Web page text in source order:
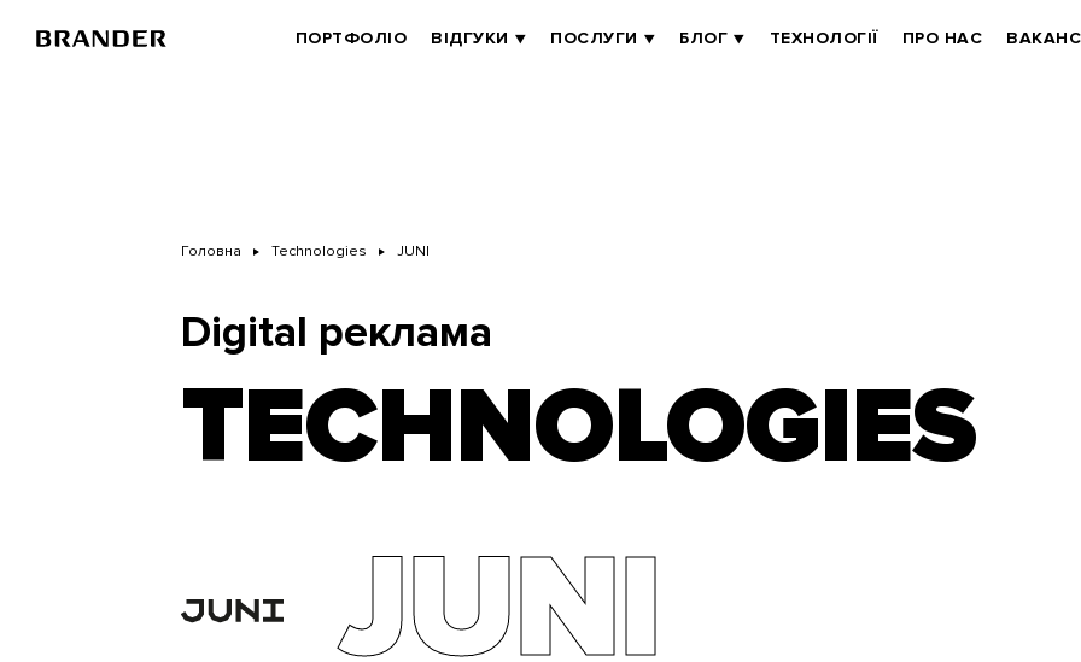
BRANDER
ПОРТФОЛІО ВІДГУКИ ПОСЛУГИ БЛОГ ТЕХНОЛОГІЇ ПРО НАС
Головна Technologies JUNI
Digital реклама
TECHNOLOGIES
JUNI